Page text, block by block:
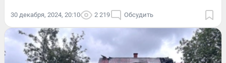
30 декабря, 2024, 20:10 2 219 Обсудить